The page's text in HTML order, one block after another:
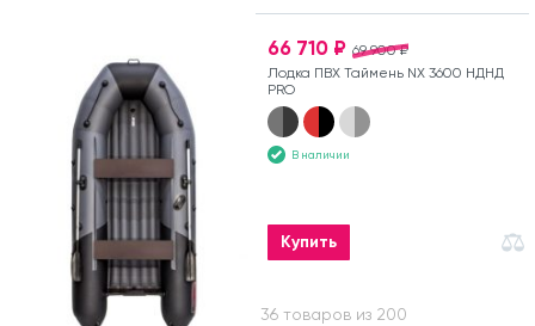
69 900 ₽
66 710 ₽
Лодка ПВХ Таймень NX 3600 НДНД
PRO
В наличии
Купить
Вы посмотрели 36 товаров из 200